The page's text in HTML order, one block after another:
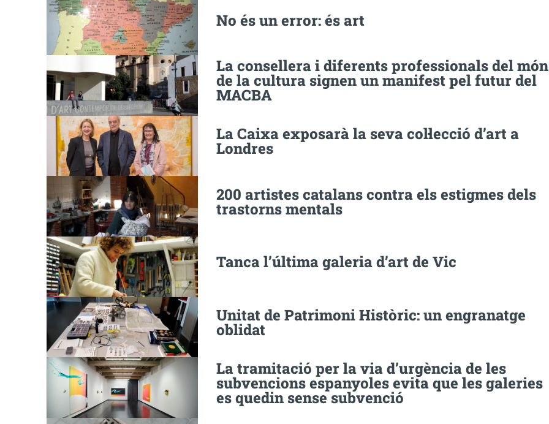
No és un error: és art
La consellera i diferents professionals del món
de la cultura signen un manifest pel futur del
MACBA
La Caixa exposarà la seva col·lecció d’art a
Londres
200 artistes catalans contra els estigmes dels
trastorns mentals
Tanca l’última galeria d’art de Vic
Unitat de Patrimoni Històric: un engranatge
oblidat
La tramitació per la via d’urgència de les
subvencions espanyoles evita que les galeries
es quedin sense subvenció